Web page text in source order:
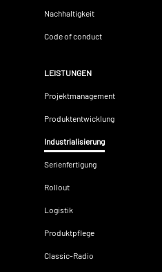
Nachhaltigkeit
Code of conduct
LEISTUNGEN
Projektmanagement
Produktentwicklung
Industrialisierung
Serienfertigung
Rollout
Logistik
Produktpflege
Classic-Radio